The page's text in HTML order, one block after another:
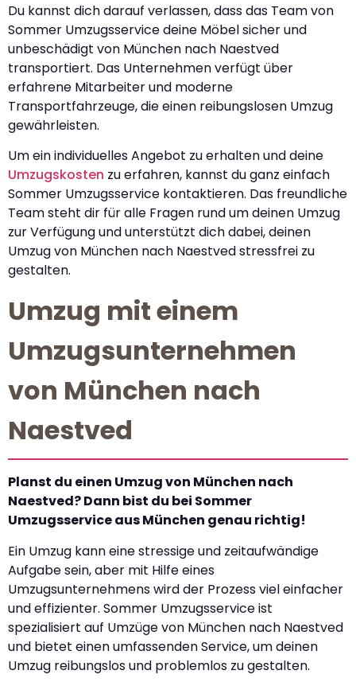
Du kannst dich darauf verlassen, dass das Team von
Sommer Umzugsservice deine Möbel sicher und
unbeschädigt von München nach Naestved
transportiert. Das Unternehmen verfügt über
erfahrene Mitarbeiter und moderne
Transportfahrzeuge, die einen reibungslosen Umzug
gewährleisten.
Um ein individuelles Angebot zu erhalten und deine
Umzugskosten zu erfahren, kannst du ganz einfach
Sommer Umzugsservice kontaktieren. Das freundliche
Team steht dir für alle Fragen rund um deinen Umzug
zur Verfügung und unterstützt dich dabei, deinen
Umzug von München nach Naestved stressfrei zu
gestalten.
Umzug mit einem
Umzugsunternehmen
von München nach
Naestved
Planst du einen Umzug von München nach
Naestved? Dann bist du bei Sommer
Umzugsservice aus München genau richtig!
Ein Umzug kann eine stressige und zeitaufwändige
Aufgabe sein, aber mit Hilfe eines
Umzugsunternehmens wird der Prozess viel einfacher
und effizienter. Sommer Umzugsservice ist
spezialisiert auf Umzüge von München nach Naestved
und bietet einen umfassenden Service, um deinen
Umzug reibungslos und problemlos zu gestalten.